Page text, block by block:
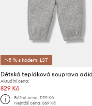
*-5 % s kódem: LST
Dětská tepláková souprava
Aktuální cena:
829 Kč
Běžná cena: 1199 Kč
Nejnižší cena: 889 Kč